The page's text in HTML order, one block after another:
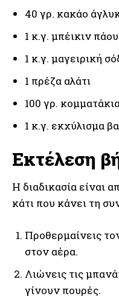
40 γρ. κακάο
1 κ.γ. μπέικιν
1 κ.γ. μαγειρική
1 πρέζα αλάτι
100 γρ.
1 κ.γ. εκχύλισμα
Εκτέλεση
Η διαδικασία είναι
κάτι που κάνει τη
Προθερμαίνεις
στον αέρα.
Λιώνεις τις
γίνουν πουρές.